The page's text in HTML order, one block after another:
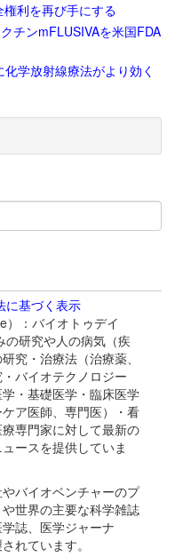
利を再び手にする
チンmFLUSIVAを米国FDA
学放射線療法がより効く
に基づく表示
）：バイオトゥデイ
の研究や人の病気（疾
究・治療法（治療薬、
バイオテクノロジー
・基礎医学・臨床医学
ア医師、専門医）・看
専門家に対して最新の
ースを提供していま
バイオベンチャーのプ
世界の主要な科学雑誌
誌、医学ジャーナ
れています。